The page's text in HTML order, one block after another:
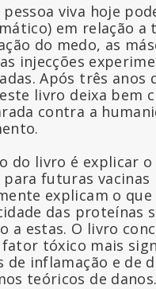
pessoa viva hoje
em relação a
do medo, as
injecções
Após três
livro deixa bem
contra a
do livro é explicar
para futuras
explicam o
das proteínas
a estas. O livro
tóxico mais
de inflamação e de
teóricos de danos.